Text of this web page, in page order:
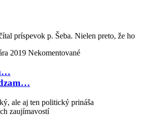
príspevok p. Šeba. Nielen preto, že ho
2019 Nekomentované
ale aj ten politický prináša
zaujímavostí